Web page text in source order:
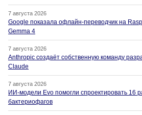
7 августа 2026
Google показала офлайн-переводчик на
Gemma 4
7 августа 2026
Anthropic создаёт собственную команду
Claude
7 августа 2026
ИИ-модели Evo помогли спроектировать 16
бактериофагов